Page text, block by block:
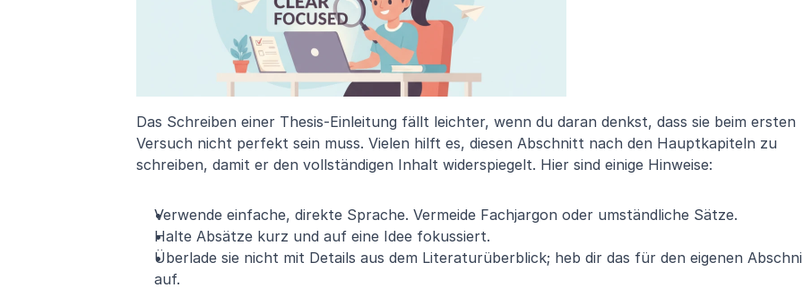
Das Schreiben einer Thesis-Einleitung fällt leichter, wenn du daran denkst, dass sie beim ersten
Versuch nicht perfekt sein muss. Vielen hilft es, diesen Abschnitt nach den Hauptkapiteln zu
schreiben, damit er den vollständigen Inhalt widerspiegelt. Hier sind einige Hinweise:
Verwende einfache, direkte Sprache. Vermeide Fachjargon oder umständliche Sätze.
Halte Absätze kurz und auf eine Idee fokussiert.
Überlade sie nicht mit Details aus dem Literaturüberblick; heb dir das für den eigenen
auf.